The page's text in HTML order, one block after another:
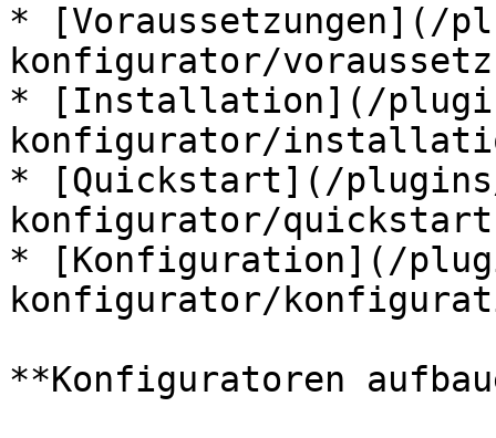
* [Voraussetzungen](/
konfigurator/
* [Installation](/
konfigurator/
* [Quickstart](/
konfigurator/
* [Konfiguration](/
konfigurator/
**Konfiguratoren